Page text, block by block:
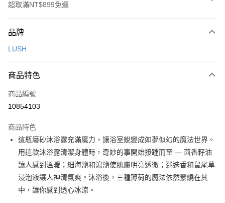
超取滿NT$899免運
信用卡一次付款
Apple Pay
街口支付
Google Pay
全盈+PAY
大哥付你分期
相關說明
【大哥付你分期使用說明】
品牌
LUSH
商品特色
商品編號
10854103
商品特色
這瓶磨砂沐浴露充滿魔力，讓浴室蛻變成如夢似幻的魔法世界。
用這款沐浴露清潔身體時，奇妙的事開始接踵而至 — 茴香籽油
讓人感到溫暖；細海鹽和瀉鹽使肌膚明亮透徹；迷迭香和鼠尾草
浸泡液讓人神清氣爽。沐浴後，三種薄荷的魔法依然縈繞在其
中，讓你感到透心冰涼。